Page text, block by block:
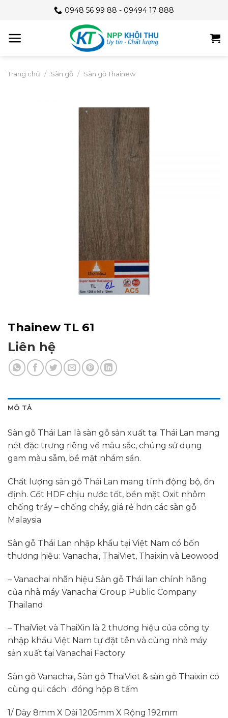
content
0948 56 99 88 - 09494 17 888
Trang chủ / Sàn gỗ / Sàn gỗ Thainew
Thainew TL 61
Liên hệ
MÔ TẢ
Sàn gỗ Thái Lan là sàn gỗ sản xuất tại Thái Lan mang
nét đặc trưng riêng về màu sắc, chúng sử dụng
gam màu sẫm, bề mặt nhám sần.
Chất lượng sàn gỗ Thái Lan mang tính động bộ, ổn
định. Cốt HDF chịu nước tốt, bền mặt Oxit nhôm
chống trầy – chống cháy, giá rẻ hơn các sàn gỗ
Malaysia
Sàn gỗ Thái Lan nhập khẩu tại Việt Nam có bốn
thương hiệu: Vanachai, ThaiViet, Thaixin và Leowood
– Vanachai nhãn hiệu Sàn gỗ Thái lan chính hãng
của nhà máy Vanachai Group Public Company
Thailand
– ThaiViet và ThaiXin là 2 thương hiệu của công ty
nhập khẩu Việt Nam tự đặt tên và cùng nhà máy
sản xuất tại Vanachai Factory
Sàn gỗ Vanachai, Sàn gỗ ThaiViet & sàn gỗ Thaixin có
cùng qui cách : đóng hộp 8 tấm
1/ Dày 8mm X Dài 1205mm X Rộng 192mm